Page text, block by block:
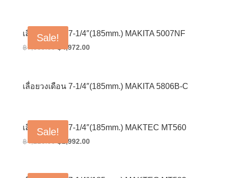
Sale!
เลื่อยวงเดือน 7-1/4″(185mm.) MAKITA 5007NF
฿7,009.00
Original
฿7,009.00.
4,972.00Current
฿4,972.00.
เลื่อยวงเดือน 7-1/4″(185mm.) MAKITA 5806B-C
Sale!
เลื่อยวงเดือน 7-1/4″(185mm.) MAKTEC MT560
฿4,216.00
Original
฿4,216.00.
2,992.00Current
฿2,992.00.